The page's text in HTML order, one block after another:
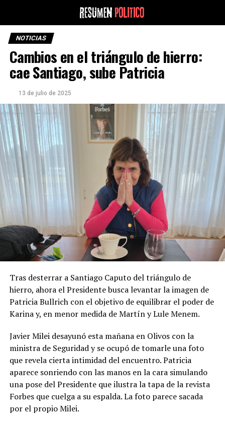
NOTICIAS
Cambios en el triángulo de hierro:
cae Santiago, sube Patricia
13 de julio de 2025
Tras desterrar a Santiago Caputo del triángulo de
hierro, ahora el Presidente busca levantar la imagen de
Patricia Bullrich con el objetivo de equilibrar el poder de
Karina y, en menor medida de Martín y Lule Menem.
Javier Milei desayunó esta mañana en Olivos con la
ministra de Seguridad y se ocupó de tomarle una foto
que revela cierta intimidad del encuentro. Patricia
aparece sonriendo con las manos en la cara simulando
una pose del Presidente que ilustra la tapa de la revista
Forbes que cuelga a su espalda. La foto parece sacada
por el propio Milei.